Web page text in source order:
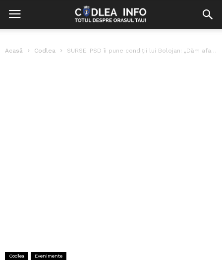
Acasă Codlea SURSE. PSD îi pune condiții lui Bolojan: „Dăm afară 10% din administrația...
Codlea Evenimente